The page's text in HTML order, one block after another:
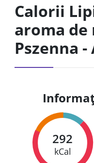
Calorii
aroma
Pszenna -
292
kCal